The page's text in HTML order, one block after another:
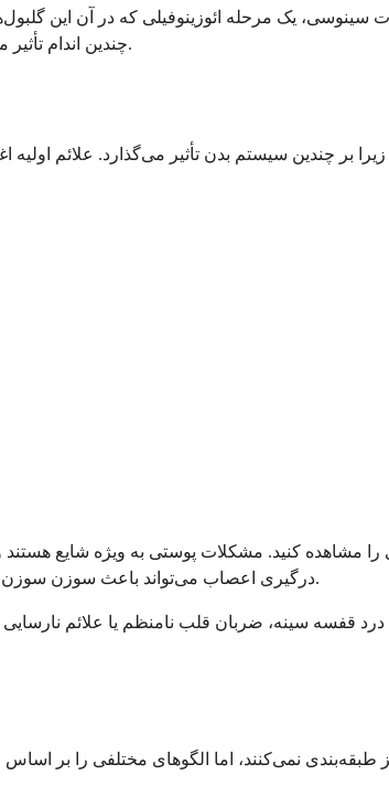
یک مرحله ائوزینوفیلی که در آن این
چندین اندام تأثیر می‌گذارد، است. درک این مراحل به پزشکان کمک می‌کند تا بیماری را موثرتر تشخیص و درمان کنند.
بر چندین سیستم بدن تأثیر می‌گذارد. علائم
مشاهده کنید. مشکلات پوستی به ویژه شایع
درگیری اعصاب می‌تواند باعث سوزن سوزن شدن، بی‌حسی یا ضعف در دست‌ها و پاهای شما شود که پزشکان آن را نوروپاتی محیطی می‌نامند.
قفسه سینه، ضربان قلب نامنظم یا علائم
نمی‌کنند، اما الگوهای مختلفی را بر